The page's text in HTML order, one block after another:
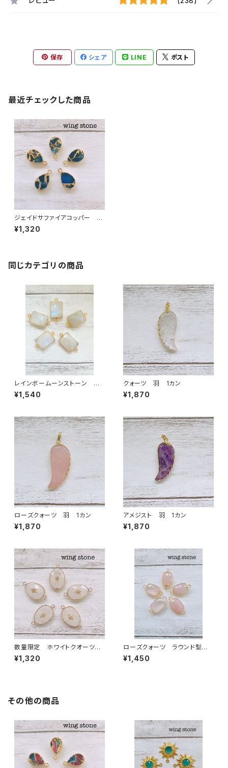
保存 シェア LINE ポスト
最近チェックした商品
ジェイドサファイアコッパー ド
ロップ型 1カン
¥1,320
同じカテゴリの商品
レインボームーンストーン ス
クエア型 2カン
¥1,540
クォーツ 羽 1カン
¥1,870
ローズクォーツ 羽 1カン
¥1,870
アメジスト 羽 1カン
¥1,870
数量限定 ホワイトクオーツ
ワンポイント付き 2カン
¥1,320
ローズクォーツ ラウンド型 2
カン
¥1,450
その他の商品